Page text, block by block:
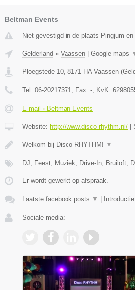
Beltman Events
Niet gevestigd in de plaats Pingjum
Gelderland » Vaassen Google maps
Ploegstede 10, 8171 HA Vaassen (
Tel: 06-20217371, Fax: -, KvK:
E-mail › Beltman Events
Website: http://www.disco-rhythm.nl/
Welkom bij Disco RHYTHM! ▼
DJ, Feest, Muziek, Drive-In, Bruiloft,
Er wordt gewerkt op afspraak.
Laatste facebook posts ▼
Sociale media: